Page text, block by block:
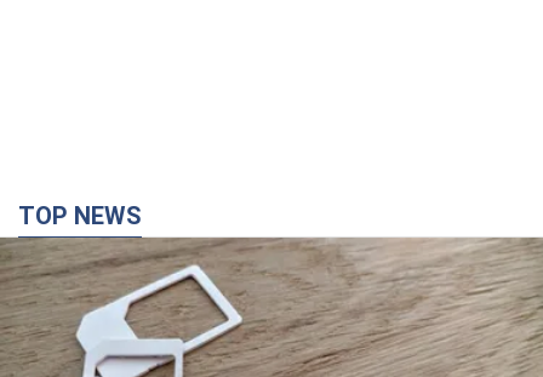
Мобильные операторы подняли тарифы "до
предела", но качество связи ухудшилось:
стоит ли жаловаться на цены